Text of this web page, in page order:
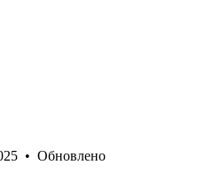
• Обновлено